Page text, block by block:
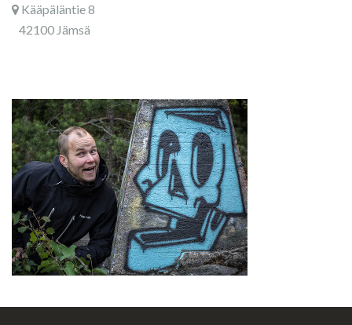
Kääpäläntie 8
42100 Jämsä